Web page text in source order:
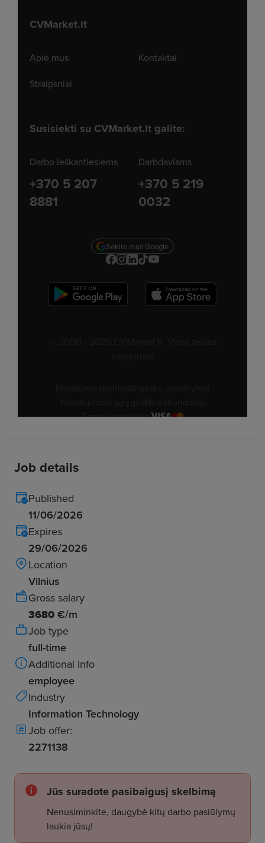
Job details
Published
11/06/2026
Expires
29/06/2026
Location
Vilnius
Gross salary
3680 €/m
Job type
full-time
Additional info
employee
Industry
Information Technology
Job offer:
2271138
Jūs suradote pasibaigusį skelbimą
Nenusiminkite, daugybė kitų darbo pasiūlymų
laukia jūsų!